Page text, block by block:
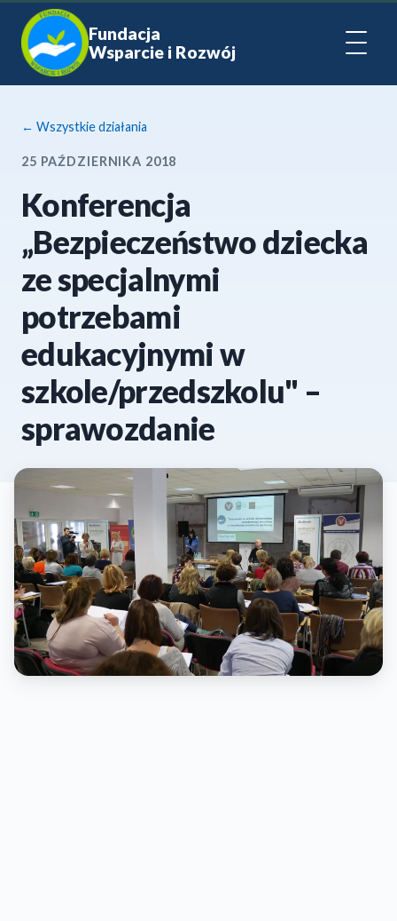
Fundacja
Wsparcie i Rozwój
← Wszystkie działania
25 PAŹDZIERNIKA 2018
Konferencja
„Bezpieczeństwo dziecka
ze specjalnymi
potrzebami
edukacyjnymi w
szkole/przedszkolu" –
sprawozdanie